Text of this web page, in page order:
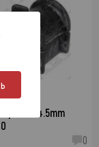
d=24.5mm
0